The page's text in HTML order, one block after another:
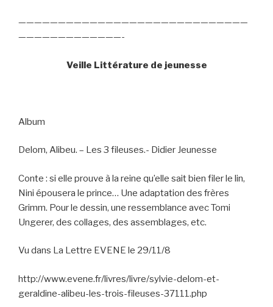
—————————————————————————————
—————————————-
Veille Littérature de jeunesse
Album
Delom, Alibeu. – Les 3 fileuses.- Didier Jeunesse
Conte : si elle prouve à la reine qu’elle sait bien filer le lin,
Nini épousera le prince… Une adaptation des frères
Grimm. Pour le dessin, une ressemblance avec Tomi
Ungerer, des collages, des assemblages, etc.
Vu dans La Lettre EVENE le 29/11/8
http://www.evene.fr/livres/livre/sylvie-delom-et-
geraldine-alibeu-les-trois-fileuses-37111.php